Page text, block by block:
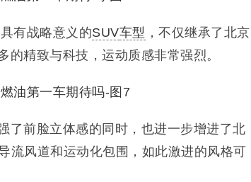
有战略意义的SUV车型 ，不仅继承了北京
的精致与科技，运动质感非常强烈。
了前脸立体感的同时，也进一步增进了北
流风道和运动化包围，如此激进的风格可